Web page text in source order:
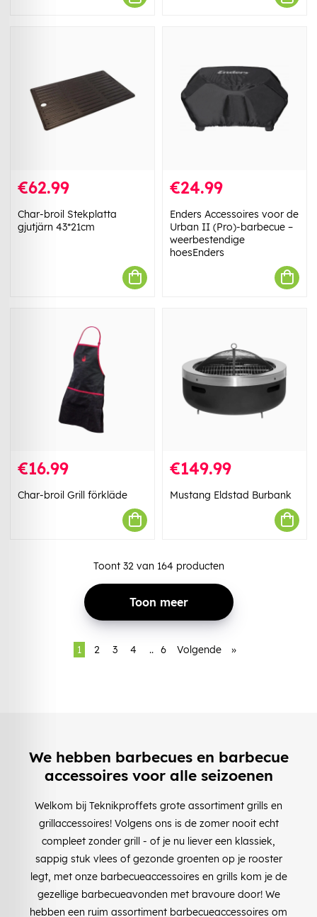
€62.99
Char-broil Stekplatta
gjutjärn 43*21cm
€24.99
Enders Accessoires voor de
Urban II (Pro)-barbecue –
weerbestendige
hoesEnders
€16.99
Char-broil Grill förkläde
€149.99
Mustang Eldstad Burbank
Toont 32van 164 producten
Toon meer
1 2 3 4 .. 6 Volgende »
We hebben barbecues en barbecue
accessoires voor alle seizoenen
Welkom bij Teknikproffets grote assortiment grills en
grillaccessoires! Volgens ons is de zomer nooit echt
compleet zonder grill - of je nu liever een klassiek,
sappig stuk vlees of gezonde groenten op je rooster
legt, met onze barbecueaccessoires en grills kom je de
gezellige barbecueavonden met bravoure door! We
hebben een ruim assortiment barbecueaccessoires om